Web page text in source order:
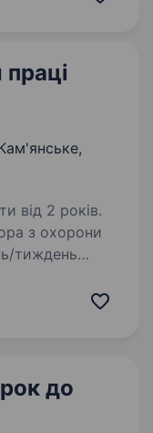
від 2 років.
тиждень
до